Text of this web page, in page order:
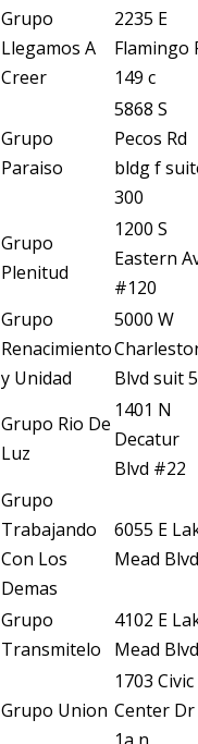
Grupo
Llegamos A
Creer
2235 E
Flamingo
149 c
Grupo
Paraiso
5868 S
Pecos Rd
bldg f
300
Grupo
Plenitud
1200 S
Eastern
#120
Grupo
Renacimiento
y Unidad
5000 W
Blvd suit 5
Grupo Rio De
Luz
1401 N
Decatur
Blvd #22
Grupo
Trabajando
Con Los
Demas
6055 E
Mead
Grupo
Transmitelo
4102 E
Mead
Grupo Union
1703 Civic
Center Dr